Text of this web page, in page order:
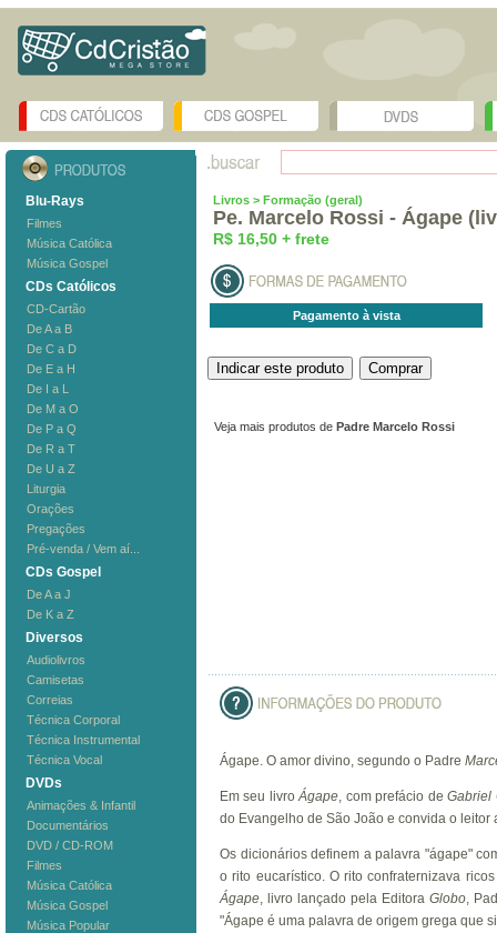
Blu-Rays
Filmes
Música Católica
Música Gospel
CDs Católicos
CD-Cartão
De A a B
De C a D
De E a H
De I a L
De M a O
De P a Q
De R a T
De U a Z
Liturgia
Orações
Pregações
Pré-venda / Vem aí...
CDs Gospel
De A a J
De K a Z
Diversos
Audiolivros
Camisetas
Correias
Técnica Corporal
Técnica Instrumental
Técnica Vocal
DVDs
Animações & Infantil
Documentários
DVD / CD-ROM
Filmes
Música Católica
Música Gospel
Música Popular
Livros > Formação (geral)
Pe. Marcelo Rossi - Ágape
R$ 16,50 + frete
Pagamento à vista
Veja mais produtos de Padre Marcelo Rossi
Ágape. O amor divino, segundo o Padre
Em seu livroÁgape, com prefácio deGabriel
do Evangelho de São João e convida o
Os dicionários definem a palavra "ágape"
o rito eucarístico. O rito confraternizava
Ágape, livro lançado pela EditoraGlobo,
"Ágape é uma palavra de origem grega que